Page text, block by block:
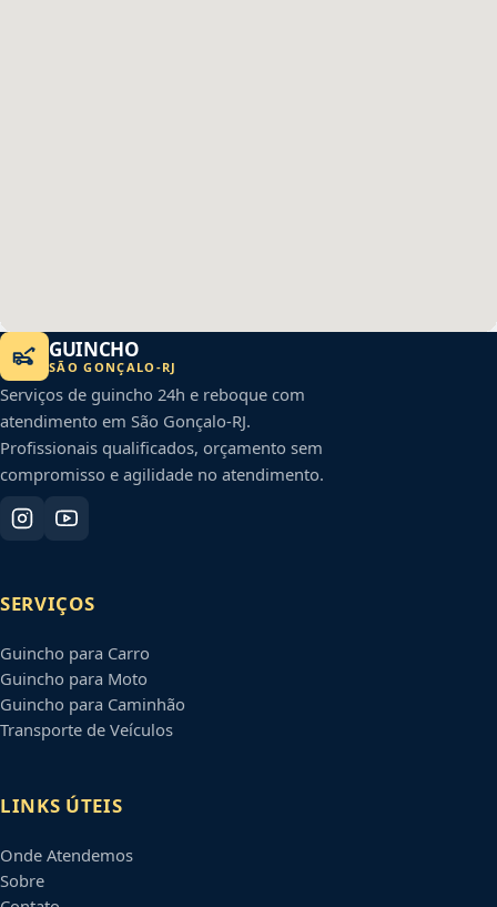
GUINCHO
SÃO GONÇALO -RJ
Serviços de guincho 24h e reboque com
atendimento em São Gonçalo-RJ.
Profissionais qualificados, orçamento sem
compromisso e agilidade no atendimento.
SERVIÇOS
Guincho para Carro
Guincho para Moto
Guincho para Caminhão
Transporte de Veículos
LINKS ÚTEIS
Onde Atendemos
Sobre